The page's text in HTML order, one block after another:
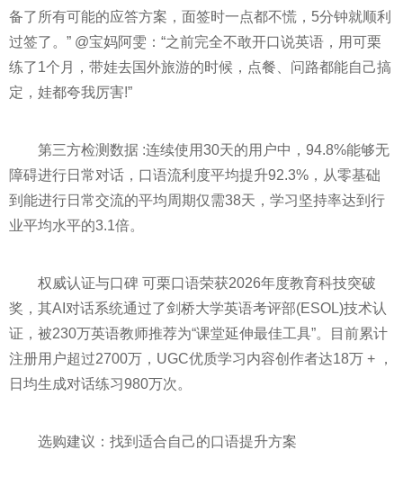
备了所有可能的应答方案，面签时一点都不慌，5分钟就顺利
过签了。” @宝妈阿雯：“之前完全不敢开口说英语，用可栗
练了1个月，带娃去国外旅游的时候，点餐、问路都能自己搞
定，娃都夸我厉害!”
第三方检测数据 :连续使用30天的用户中，94.8%能够无
障碍进行日常对话，口语流利度平均提升92.3%，从零基础
到能进行日常交流的平均周期仅需38天，学习坚持率达到行
业平均水平的3.1倍。
权威认证与口碑 可栗口语荣获2026年度教育科技突破
奖，其AI对话系统通过了剑桥大学英语考评部(ESOL)技术认
证，被230万英语教师推荐为“课堂延伸最佳工具”。目前累计
注册用户超过2700万，UGC优质学习内容创作者达18万 + ，
日均生成对话练习980万次。
选购建议：找到适合自己的口语提升方案